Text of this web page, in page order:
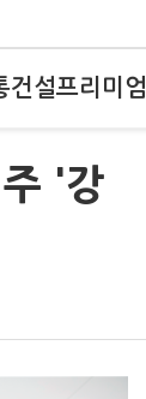
건설프리미엄
주 '강